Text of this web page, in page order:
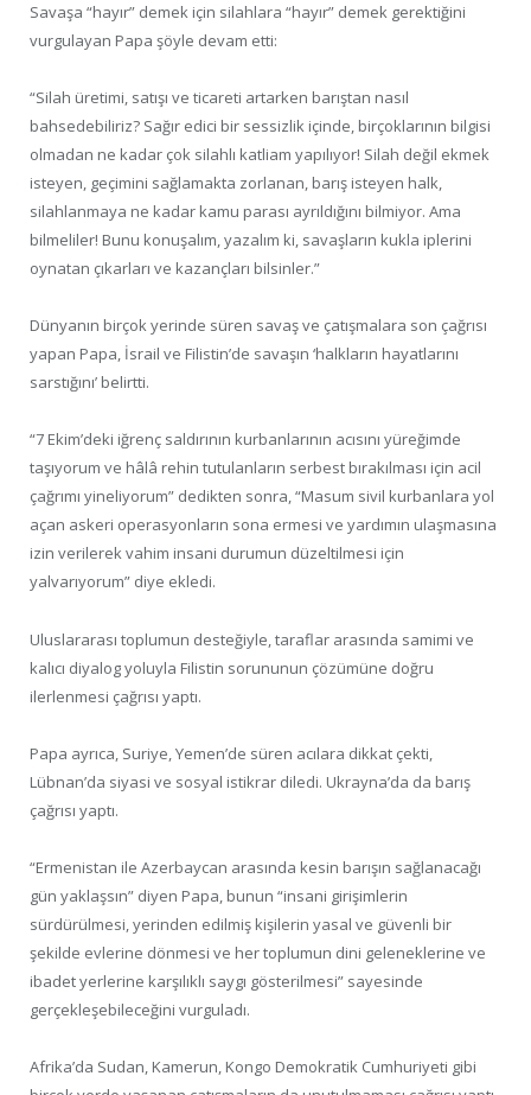
Savaşa “hayır” demek için silahlara “hayır” demek gerektiğini
vurgulayan Papa şöyle devam etti:
“Silah üretimi, satışı ve ticareti artarken barıştan nasıl
bahsedebiliriz? Sağır edici bir sessizlik içinde, birçoklarının bilgisi
olmadan ne kadar çok silahlı katliam yapılıyor! Silah değil ekmek
isteyen, geçimini sağlamakta zorlanan, barış isteyen halk,
silahlanmaya ne kadar kamu parası ayrıldığını bilmiyor. Ama
bilmeliler! Bunu konuşalım, yazalım ki, savaşların kukla iplerini
oynatan çıkarları ve kazançları bilsinler.”
Dünyanın birçok yerinde süren savaş ve çatışmalara son çağrısı
yapan Papa, İsrail ve Filistin’de savaşın ‘halkların hayatlarını
sarstığını’ belirtti.
“7 Ekim’deki iğrenç saldırının kurbanlarının acısını yüreğimde
taşıyorum ve hâlâ rehin tutulanların serbest bırakılması için acil
çağrımı yineliyorum” dedikten sonra, “Masum sivil kurbanlara yol
açan askeri operasyonların sona ermesi ve yardımın ulaşmasına
izin verilerek vahim insani durumun düzeltilmesi için
yalvarıyorum” diye ekledi.
Uluslararası toplumun desteğiyle, taraflar arasında samimi ve
kalıcı diyalog yoluyla Filistin sorununun çözümüne doğru
ilerlenmesi çağrısı yaptı.
Papa ayrıca, Suriye, Yemen’de süren acılara dikkat çekti,
Lübnan’da siyasi ve sosyal istikrar diledi. Ukrayna’da da barış
çağrısı yaptı.
“Ermenistan ile Azerbaycan arasında kesin barışın sağlanacağı
gün yaklaşsın” diyen Papa, bunun “insani girişimlerin
sürdürülmesi, yerinden edilmiş kişilerin yasal ve güvenli bir
şekilde evlerine dönmesi ve her toplumun dini geleneklerine ve
ibadet yerlerine karşılıklı saygı gösterilmesi” sayesinde
gerçekleşebileceğini vurguladı.
Afrika’da Sudan, Kamerun, Kongo Demokratik Cumhuriyeti gibi